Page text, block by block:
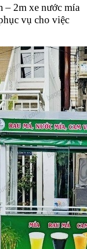
2m xe nước mía
vụ cho việc